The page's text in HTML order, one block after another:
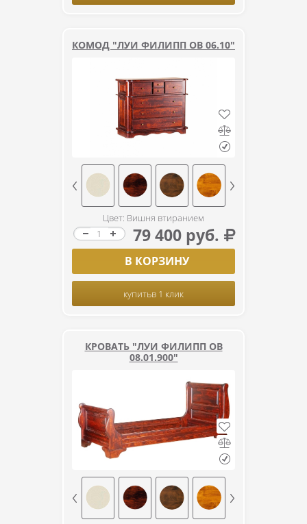
КОМОД "ЛУИ ФИЛИПП ОВ 06.10"
Цвет: Вишня втиранием
79 400 руб.
В КОРЗИНУ
купитьв 1 клик
КРОВАТЬ "ЛУИ ФИЛИПП ОВ
08.01.900"